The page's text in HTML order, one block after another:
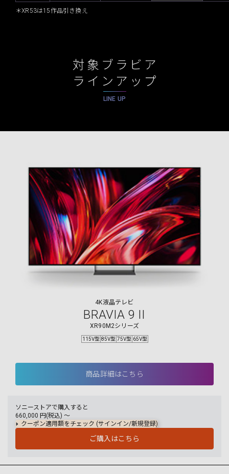
＊XR53は15作品引き換え
対象ブラビア
ラインアップ
LINE UP
4K液晶テレビ
BRAVIA 9 II
XR90M2シリーズ
115V型 85V型 75V型 65V型
商品詳細はこちら
ソニーストアで購入すると
660,000 円(税込) 〜
クーポン適用額をチェック (サインイン/新規登録)
ご購入はこちら